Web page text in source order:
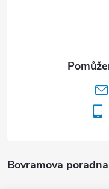
Bovramova poradna